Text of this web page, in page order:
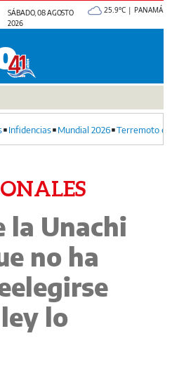
SÁBADO, 08 AGOSTO
2026
25.9°C | PANAMÁ
Infidencias Mundial 2026 Terremoto
la Unachi
no ha
lo